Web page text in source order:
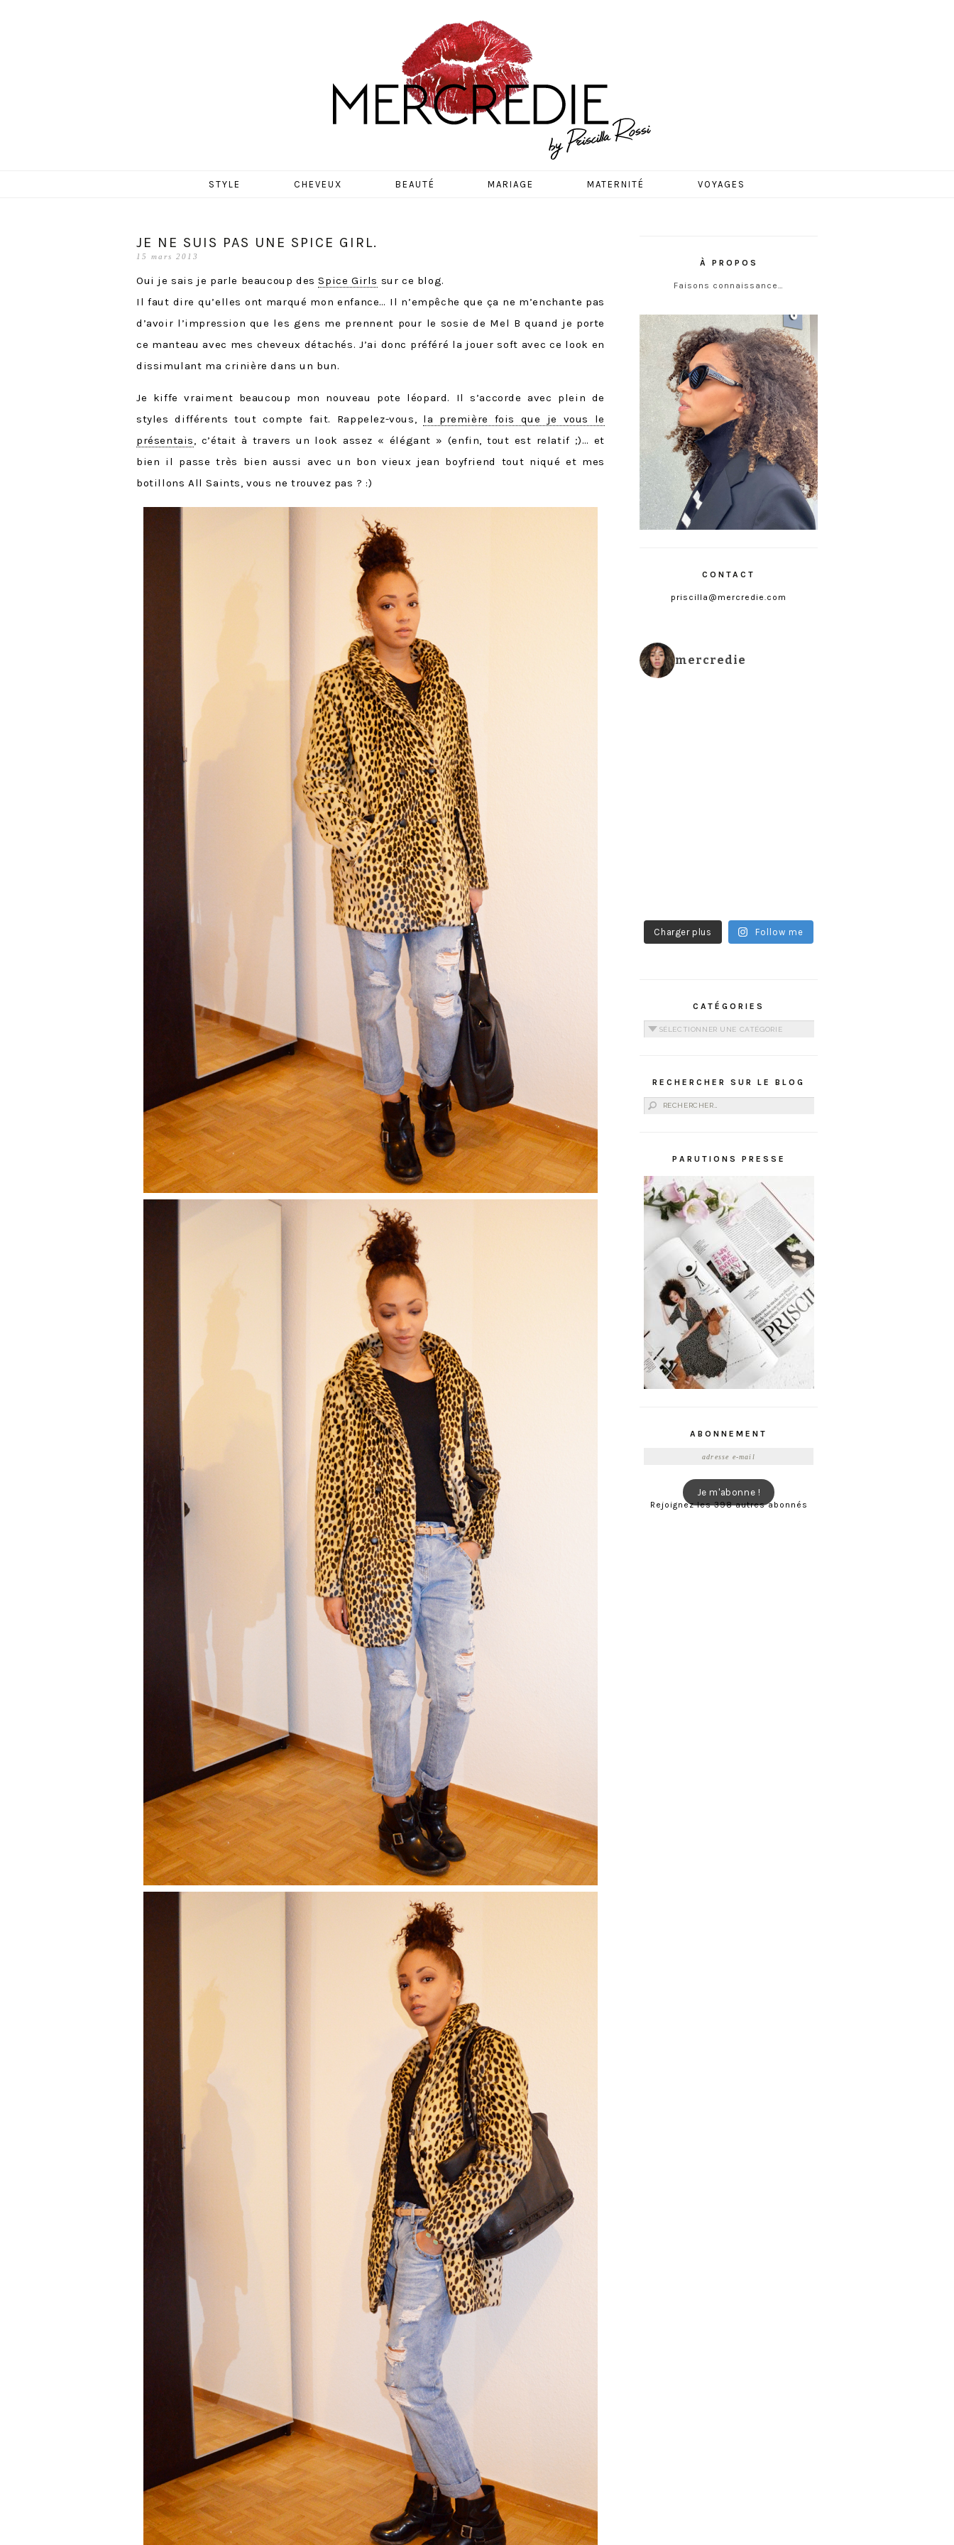
MERCREDIE
STYLE CHEVEUX BEAUTÉ MARIAGE MATERNITÉ VOYAGES
JE NE SUIS PAS UNE SPICE GIRL.
15 mars 2013
Oui je sais je parle beaucoup desSpice Girls sur ce blog.
Il faut dire qu’elles ont marqué mon enfance… Il n’empêche que ça ne m’enchante pas
d’avoir l’impression que les gens me prennent pour le sosie de Mel B quand je porte
ce manteau avec mes cheveux détachés. J’ai donc préféré la jouer soft avec ce look en
dissimulant ma crinière dans un bun.
Je kiffe vraiment beaucoup mon nouveau pote léopard. Il s’accorde avec plein de
styles différents tout compte fait. Rappelez-vous, la première fois que je vous le
présentais, c’était à travers un look assez « élégant » (enfin, tout est relatif ;)… et
bien il passe très bien aussi avec un bon vieux jean boyfriend tout niqué et mes
botillons All Saints, vous ne trouvez pas ? :)
À PROPOS
Faisons connaissance…
CONTACT
priscilla@mercredie.com
mercredie
Charger plus Follow me
CATÉGORIES
Catégories
RECHERCHER SUR LE BLOG
Rechercher :
PARUTIONS PRESSE
ABONNEMENT
Je m'abonne !
Rejoignez les 398 autres abonnés